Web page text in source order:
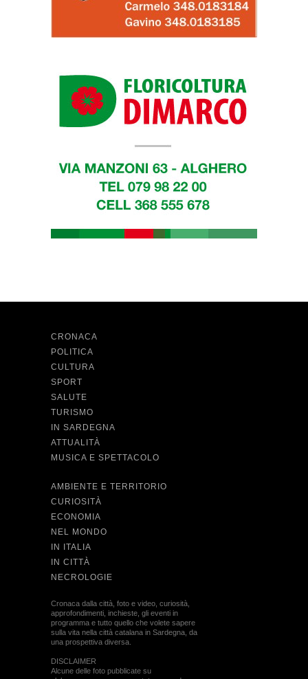
CRONACA
POLITICA
CULTURA
SPORT
SALUTE
TURISMO
IN SARDEGNA
ATTUALITÀ
MUSICA E SPETTACOLO
AMBIENTE E TERRITORIO
CURIOSITÀ
ECONOMIA
NEL MONDO
IN ITALIA
IN CITTÀ
NECROLOGIE
Cronaca dalla città, foto e video, curiosità,
approfondimenti, inchieste, gli eventi in
programma e tutto quello che volete sapere
sulla vita nella città catalana in Sardegna, da
una prospettiva diversa.
DISCLAIMER
Alcune delle foto pubblicate su